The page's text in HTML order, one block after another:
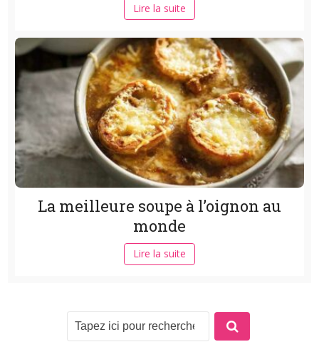
Lire la suite
La meilleure soupe à l’oignon au
monde
Lire la suite